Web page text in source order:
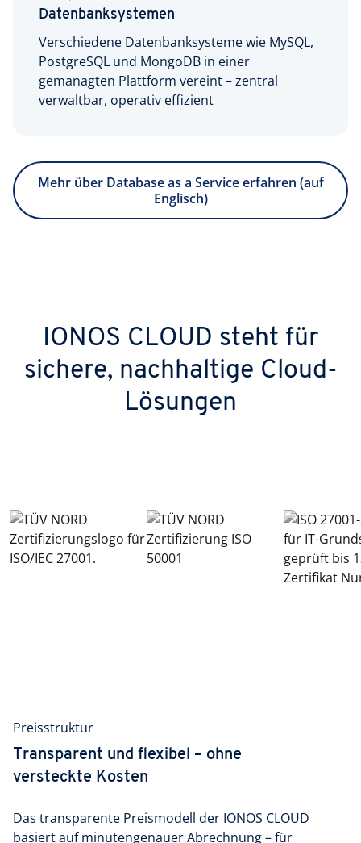
Datenbanksystemen
Verschiedene Datenbanksysteme wie MySQL,
PostgreSQL und MongoDB in einer
gemanagten Plattform vereint – zentral
verwaltbar, operativ effizient
Mehr über Database as a Service erfahren (auf
Englisch)
IONOS CLOUD steht für
sichere, nachhaltige Cloud-
Lösungen
Preisstruktur
Transparent und flexibel – ohne
versteckte Kosten
Das transparente Preismodell der IONOS CLOUD
basiert auf minutengenauer Abrechnung – für